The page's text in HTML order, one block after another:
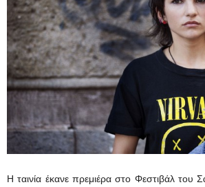
Η ταινία έκανε πρεμιέρα στο Φεστιβάλ του